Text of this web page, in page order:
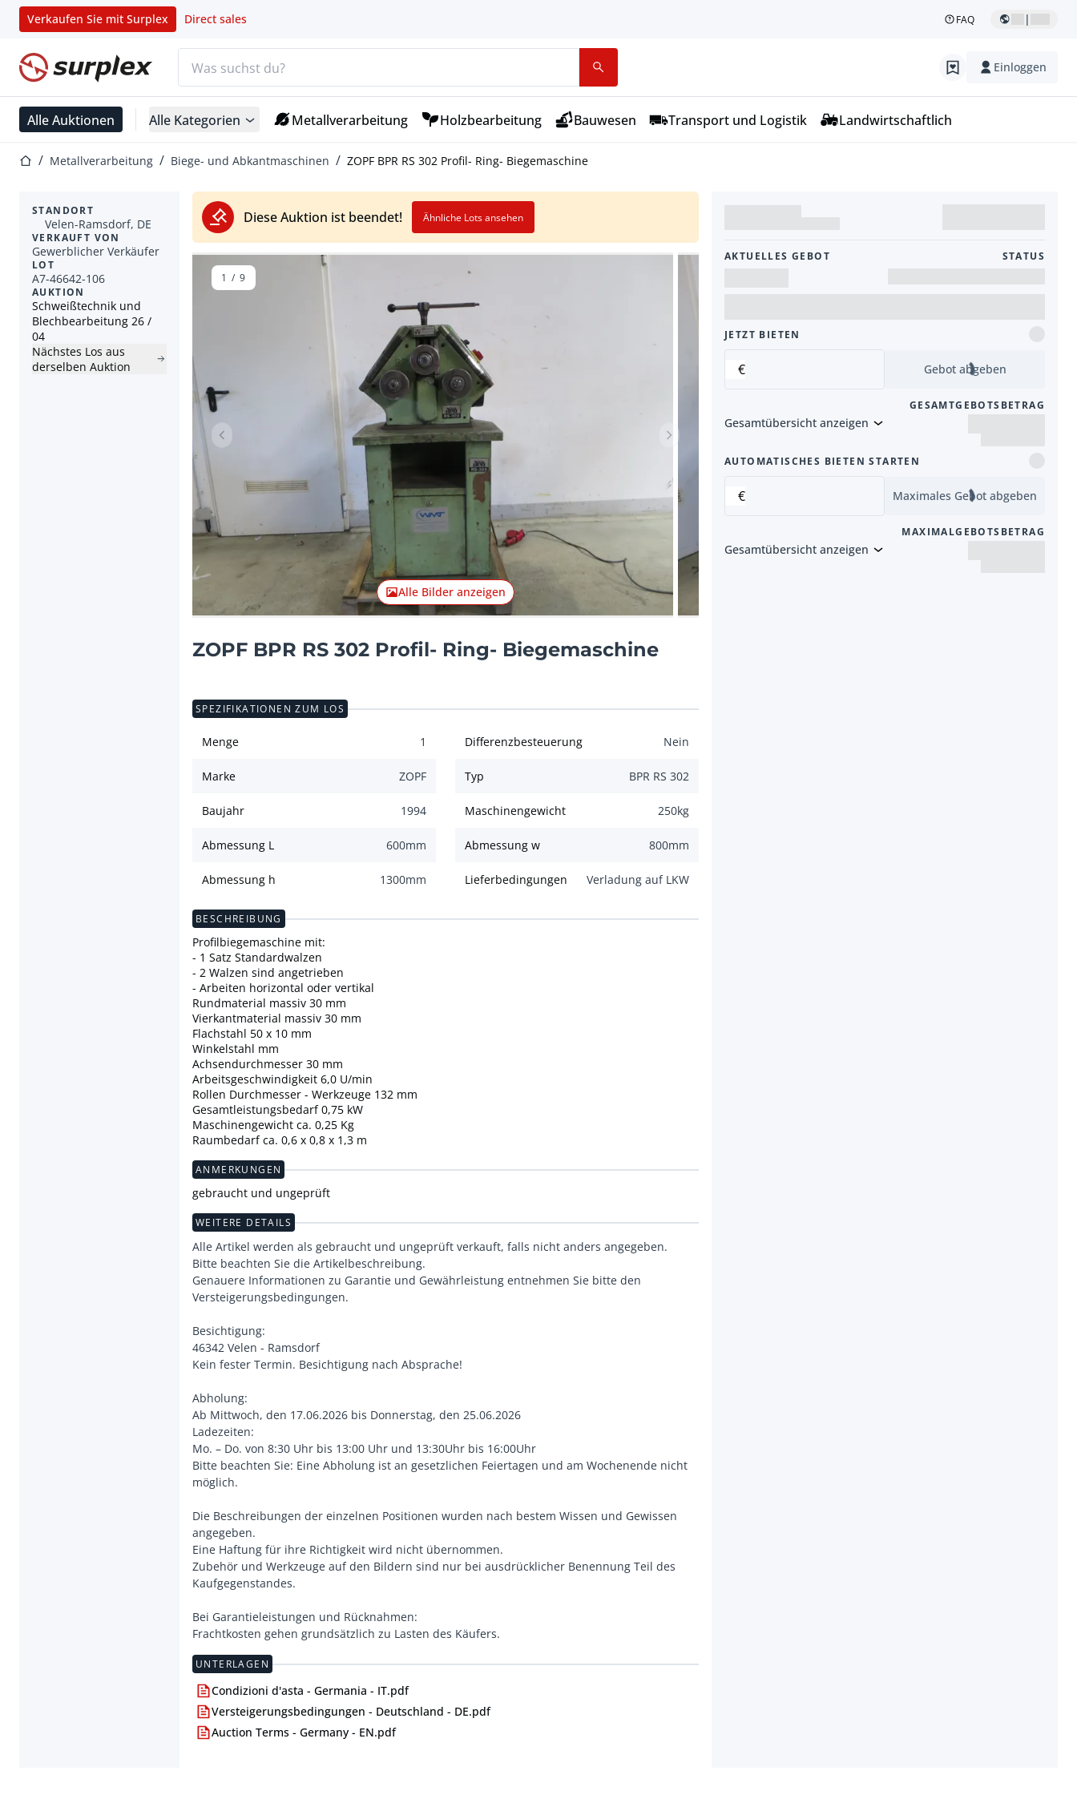
Verkaufen Sie mit Surplex Direct sales FAQ |
Startseite Einloggen
Alle Auktionen Alle Kategorien Metallverarbeitung Holzbearbeitung Bauwesen Transport und Logistik Landwirtschaftlich
StartseiteMetallverarbeitung Biege- und Abkantmaschinen ZOPF BPR RS 302 Profil- Ring- Biegemaschine
Diese Auktion ist beendet! Ähnliche Lots ansehen
STANDORT
Velen-Ramsdorf, DE
VERKAUFT VON
Gewerblicher Verkäufer
LOT
A7-46642-106
AUKTION
Schweißtechnik und
Blechbearbeitung 26 /
04
Nächstes Los aus
derselben Auktion
Vorheriger Artikel Nächster Artikel
Alle Bilder anzeigen
1 / 9
ZOPF BPR RS 302 Profil- Ring- Biegemaschine
AKTUELLES GEBOT STATUS
JETZT BIETEN
€ Gebot abgeben
GESAMTGEBOTSBETRAG
Gesamtübersicht anzeigen
AUTOMATISCHES BIETEN STARTEN
€ Maximales Gebot abgeben
MAXIMALGEBOTSBETRAG
Gesamtübersicht anzeigen
SPEZIFIKATIONEN ZUM LOS
Menge 1 Differenzbesteuerung Nein
Marke ZOPF Typ BPR RS 302
Baujahr 1994 Maschinengewicht 250kg
Abmessung L 600mm Abmessung w 800mm
Abmessung h 1300mm Lieferbedingungen Verladung auf LKW
BESCHREIBUNG
Profilbiegemaschine mit:
- 1 Satz Standardwalzen
- 2 Walzen sind angetrieben
- Arbeiten horizontal oder vertikal
Rundmaterial massiv 30 mm
Vierkantmaterial massiv 30 mm
Flachstahl 50 x 10 mm
Winkelstahl mm
Achsendurchmesser 30 mm
Arbeitsgeschwindigkeit 6,0 U/min
Rollen Durchmesser - Werkzeuge 132 mm
Gesamtleistungsbedarf 0,75 kW
Maschinengewicht ca. 0,25 Kg
Raumbedarf ca. 0,6 x 0,8 x 1,3 m
ANMERKUNGEN
gebraucht und ungeprüft
WEITERE DETAILS
Alle Artikel werden als gebraucht und ungeprüft verkauft, falls nicht anders angegeben.
Bitte beachten Sie die Artikelbeschreibung.
Genauere Informationen zu Garantie und Gewährleistung entnehmen Sie bitte den
Versteigerungsbedingungen.
Besichtigung:
46342 Velen - Ramsdorf
Kein fester Termin. Besichtigung nach Absprache!
Abholung:
Ab Mittwoch, den 17.06.2026 bis Donnerstag, den 25.06.2026
Ladezeiten:
Mo. – Do. von 8:30 Uhr bis 13:00 Uhr und 13:30Uhr bis 16:00Uhr
Bitte beachten Sie: Eine Abholung ist an gesetzlichen Feiertagen und am Wochenende nicht
möglich.
Die Beschreibungen der einzelnen Positionen wurden nach bestem Wissen und Gewissen
angegeben.
Eine Haftung für ihre Richtigkeit wird nicht übernommen.
Zubehör und Werkzeuge auf den Bildern sind nur bei ausdrücklicher Benennung Teil des
Kaufgegenstandes.
Bei Garantieleistungen und Rücknahmen:
Frachtkosten gehen grundsätzlich zu Lasten des Käufers.
UNTERLAGEN
Condizioni d'asta - Germania - IT.pdf
Versteigerungsbedingungen - Deutschland - DE.pdf
Auction Terms - Germany - EN.pdf